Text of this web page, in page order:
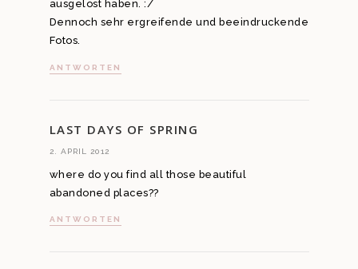
ausgelöst haben. :/
Dennoch sehr ergreifende und beeindruckende
Fotos.
ANTWORTEN
LAST DAYS OF SPRING
2. APRIL 2012
where do you find all those beautiful
abandoned places??
ANTWORTEN